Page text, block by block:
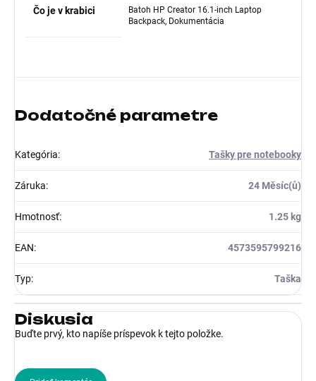
Čo je v krabici
Batoh HP Creator 16.1-inch Laptop
Backpack, Dokumentácia
Dodatočné parametre
Kategória: Tašky pre notebooky
Záruka: 24 Měsíc(ů)
Hmotnosť: 1.25 kg
EAN: 4573595799216
Typ: Taška
Diskusia
Buďte prvý, kto napíše príspevok k tejto položke.